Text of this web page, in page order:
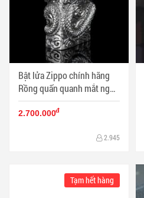
Bật lửa Zippo chính hãng
Rồng quấn quanh mắt ngọc
tím tinh xảo - Mã SP:
BL09435
2.700.000đ
2.945
Tạm hết hàng